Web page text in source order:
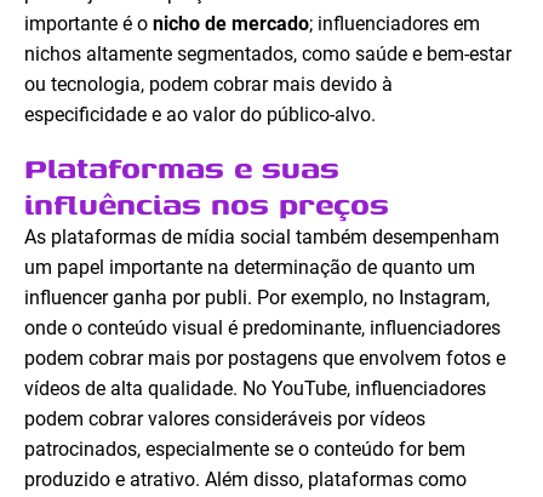
importante é o nicho de mercado; influenciadores em
nichos altamente segmentados, como saúde e bem-estar
ou tecnologia, podem cobrar mais devido à
especificidade e ao valor do público-alvo.
Plataformas e suas
influências nos preços
As plataformas de mídia social também desempenham
um papel importante na determinação de quanto um
influencer ganha por publi. Por exemplo, no Instagram,
onde o conteúdo visual é predominante, influenciadores
podem cobrar mais por postagens que envolvem fotos e
vídeos de alta qualidade. No YouTube, influenciadores
podem cobrar valores consideráveis por vídeos
patrocinados, especialmente se o conteúdo for bem
produzido e atrativo. Além disso, plataformas como